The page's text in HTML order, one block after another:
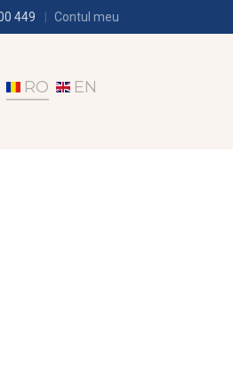
449 Contul meu
RO EN